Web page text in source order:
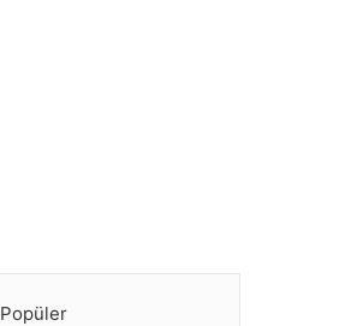
Popüler